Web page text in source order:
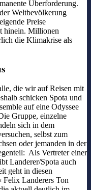
Überforderung.
Weltbevölkerung
Preise
hinein. Millionen
die Klimakrise als
die wir auf Reisen mit
schicken Spota und
auf eine Odyssee
Gruppe, einzelne
sich in dem
selbst zum
oder jemanden in der
Als Vertreter einer
Landerer/Spota auch
geht in diesen
Felix Landerers Ton